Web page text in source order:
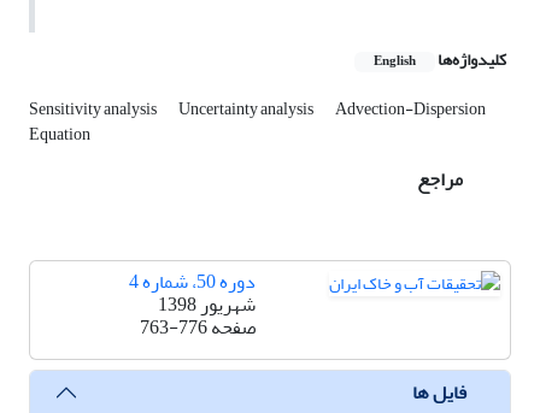
کلیدواژه‌ها English
Sensitivity analysis Uncertainty analysis Advection-Dispersion
Equation
مراجع
دوره 50، شماره 4
شهریور 1398
صفحه763-776
فایل ها